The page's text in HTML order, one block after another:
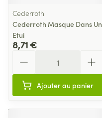
Cederroth
Cederroth Masque Dans Un
Etui
8,71 €
Ajouter au panier